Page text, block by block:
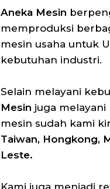
Aneka Mesin
memproduksi
mesin usaha untuk
kebutuhan industri.
Selain melayani
Mesin juga
mesin sudah kami
Taiwan, Hongkong,
Leste.